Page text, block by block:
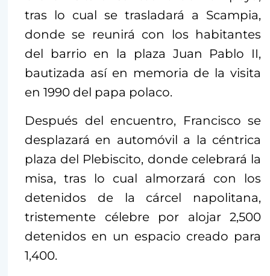
tras lo cual se trasladará a Scampia,
donde se reunirá con los habitantes
del barrio en la plaza Juan Pablo II,
bautizada así en memoria de la visita
en 1990 del papa polaco.
Después del encuentro, Francisco se
desplazará en automóvil a la céntrica
plaza del Plebiscito, donde celebrará la
misa, tras lo cual almorzará con los
detenidos de la cárcel napolitana,
tristemente célebre por alojar 2,500
detenidos en un espacio creado para
1,400.